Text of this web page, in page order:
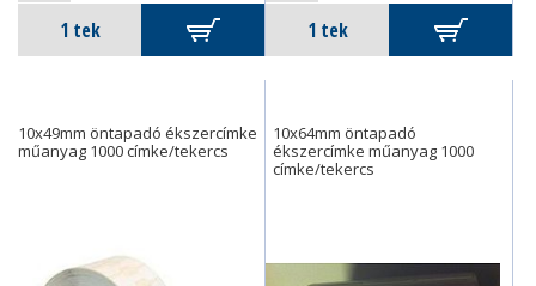
10x49mm öntapadó ékszercímke
műanyag 1000 címke/tekercs
10x64mm öntapadó
ékszercímke műanyag 1000
címke/tekercs